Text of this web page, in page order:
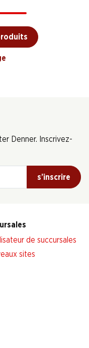
Denner. Inscrivez-
s’inscrire
de succursales
sites